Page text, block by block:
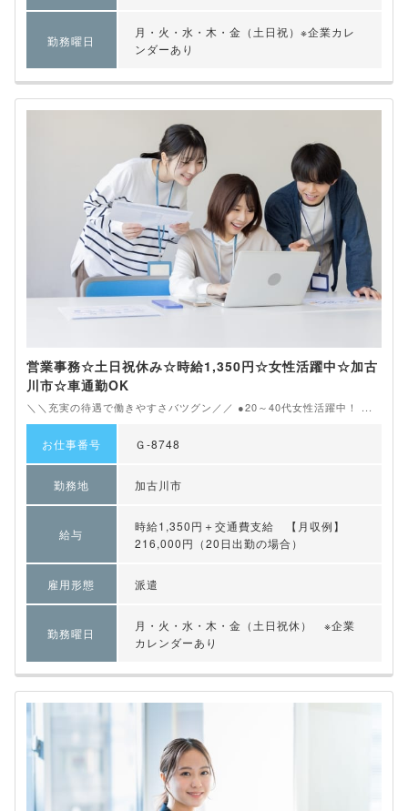
勤務曜日
月・火・水・木・金（土日祝）※企業カレ
ンダーあり
営業事務☆土日祝休み☆時給1,350円☆女性活躍中☆加古
川市☆車通勤OK
＼＼充実の待遇で働きやすさバツグン／／ ●20～40代女性活躍中！ ...
お仕事番号 Ｇ-8748
勤務地 加古川市
給与
時給1,350円＋交通費支給 【月収例】
216,000円（20日出勤の場合）
雇用形態 派遣
勤務曜日
月・火・水・木・金（土日祝休） ※企業
カレンダーあり